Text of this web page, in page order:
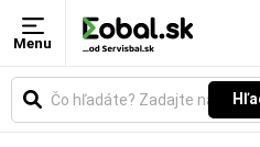
Menu